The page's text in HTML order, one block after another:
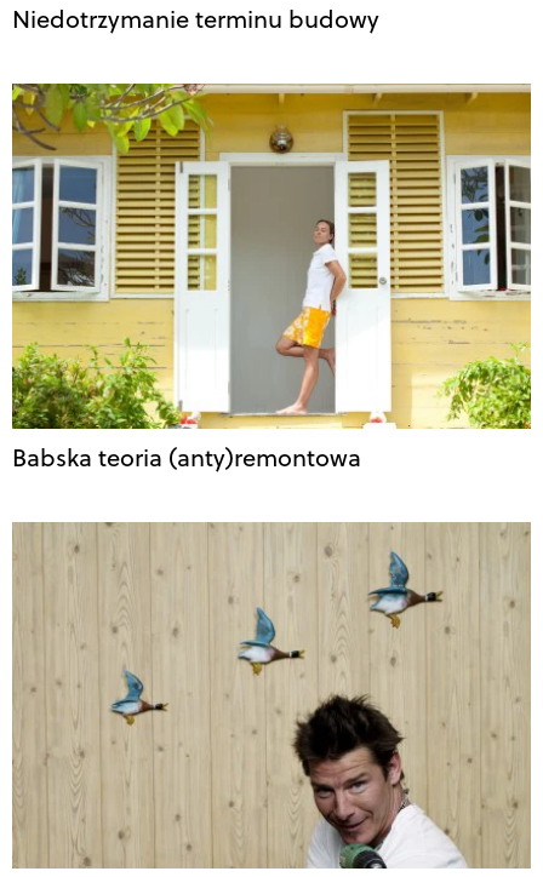
Niedotrzymanie terminu budowy
Babska teoria (anty)remontowa